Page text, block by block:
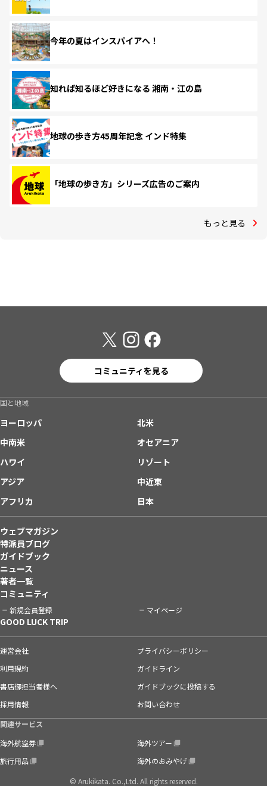
今年の夏はインスパイアへ！
知れば知るほど好きになる 湘南・江の島
地球の歩き方45周年記念 インド特集
「地球の歩き方」シリーズ広告のご案内
もっと見る
コミュニティを見る
国と地域
ヨーロッパ
北米
中南米
オセアニア
ハワイ
リゾート
アジア
中近東
アフリカ
日本
ウェブマガジン
特派員ブログ
ガイドブック
ニュース
著者一覧
コミュニティ
新規会員登録 マイページ
GOOD LUCK TRIP
運営会社
プライバシーポリシー
利用規約
ガイドライン
書店御担当者様へ
ガイドブックに投稿する
採用情報
お問い合わせ
関連サービス
海外航空券
海外ツアー
旅行用品
海外のおみやげ
© Arukikata. Co.,Ltd. All rights reserved.